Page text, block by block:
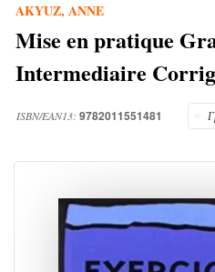
AKYUZ, ANNE
Mise en pratique
Intermediaire
ISBN/EAN13: 9782011551481